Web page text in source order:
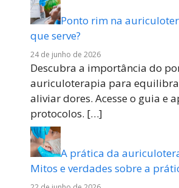
Ponto rim na
que serve?
24 de junho de 2026
Descubra a importância do
auriculoterapia para
aliviar dores. Acesse o guia e
protocolos. […]
A prática da
Mitos e verdades sobre a